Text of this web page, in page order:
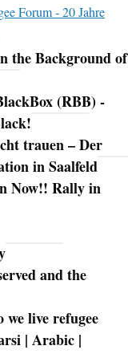
Forum - 20 Jahre
the Background of
(RBB) -
trauen – Der
in Saalfeld
Now!! Rally in
and the
we live refugee
| Arabic |